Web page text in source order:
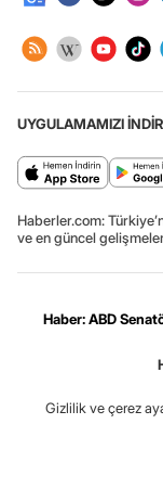
UYGULAMAMIZI
Haberler.com:
ve en güncel
Haber: ABD
Gizlilik ve çerez